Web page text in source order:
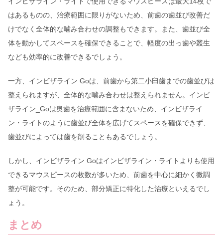
はあるものの、治療範囲に限りがないため、前歯の歯並び改善だ
けでなく全体的な噛み合わせの調整もできます。また、歯並び全
体を動かしてスペースを確保できることで、軽度の出っ歯や叢生
なども効率的に改善できるでしょう。
一方、インビザライン Goは、前歯から第二小臼歯までの歯並びは
整えられますが、全体的な噛み合わせは整えられません。インビ
ザライン_Goは奥歯を治療範囲に含まないため、インビザライ
ン・ライトのように歯並び全体を広げてスペースを確保できず、
歯並びによっては歯を削ることもあるでしょう。
しかし、インビザライン Goはインビザライン・ライトよりも使用
できるマウスピースの枚数が多いため、前歯を中心に細かく微調
整が可能です。そのため、部分矯正に特化した治療といえるでし
ょう。
まとめ